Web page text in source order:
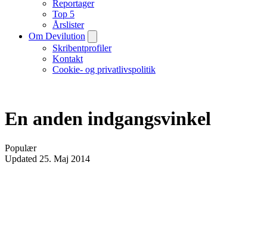
Reportager
Top 5
Årslister
Om Devilution
Skribentprofiler
Kontakt
Cookie- og privatlivspolitik
En anden indgangsvinkel
Populær
Updated 25. Maj 2014